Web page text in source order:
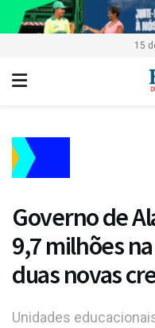
15
Governo de
9,7 milhões
duas novas
Unidades